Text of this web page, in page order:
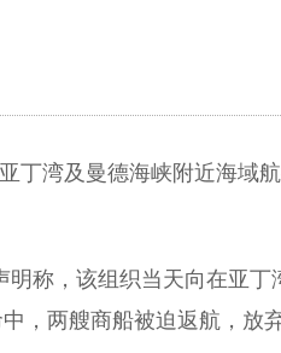
丁湾及曼德海峡附近海域
称，该组织当天向在亚丁
，两艘商船被迫返航，放